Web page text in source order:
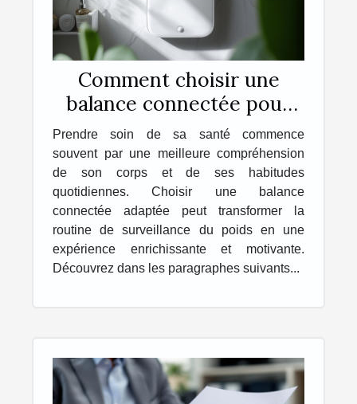
Comment choisir une
balance connectée pour
une meilleure santé ?
Prendre soin de sa santé commence
souvent par une meilleure compréhension
de son corps et de ses habitudes
quotidiennes. Choisir une balance
connectée adaptée peut transformer la
routine de surveillance du poids en une
expérience enrichissante et motivante.
Découvrez dans les paragraphes suivants...